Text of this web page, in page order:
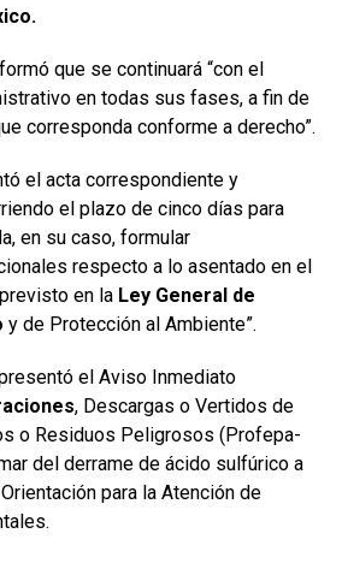
que se continuará “con el
en todas sus fases, a fin de
corresponda conforme a derecho”.
el acta correspondiente y
el plazo de cinco días para
en su caso, formular
respecto a lo asentado en el
en la Ley General de
y de Protección al Ambiente”.
el Aviso Inmediato
, Descargas o Vertidos de
o Residuos Peligrosos (Profepa-
del derrame de ácido sulfúrico a
para la Atención de